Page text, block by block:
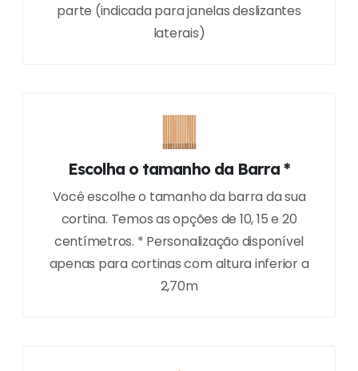
parte (indicada para janelas deslizantes
laterais)
Escolha o tamanho da Barra *
Você escolhe o tamanho da barra da sua
cortina. Temos as opções de 10, 15 e 20
centímetros. * Personalização disponível
apenas para cortinas com altura inferior a
2,70m